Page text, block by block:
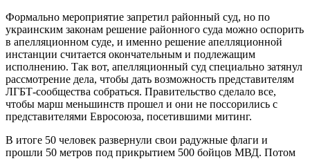
Формально мероприятие запретил районный суд, но по
украинским законам решение районного суда можно оспорить
в апелляционном суде, и именно решение апелляционной
инстанции считается окончательным и подлежащим
исполнению. Так вот, апелляционный суд специально затянул
рассмотрение дела, чтобы дать возможность представителям
ЛГБТ-сообщества собраться. Правительство сделало все,
чтобы марш меньшинств прошел и они не поссорились с
представителями Евросоюза, посетившими митинг.
В итоге 50 человек развернули свои радужные флаги и
прошли 50 метров под прикрытием 500 бойцов МВД. Потом